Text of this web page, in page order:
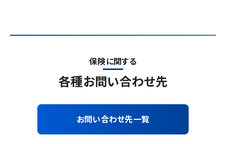
保険に関する
各種お問い合わせ先
お問い合わせ先一覧